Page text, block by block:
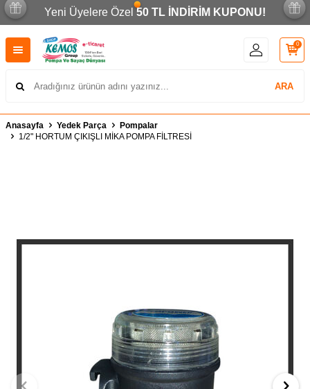
Yeni Üyelere Özel 50 TL İNDİRİM KUPONU!
ARA
0
Anasayfa Yedek Parça
Pompalar
1/2" HORTUM ÇIKIŞLI MİKA POMPA FİLTRESİ